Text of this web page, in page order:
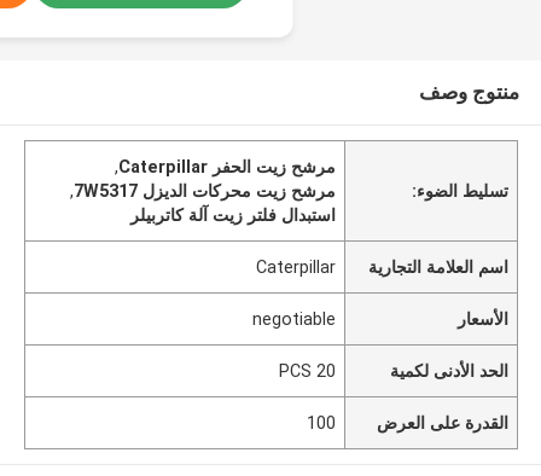
منتوج وصف
تسليط الضوء:
مرشح زيت الحفر Caterpillar
,
مرشح زيت محركات الديزل 7W5317
,
استبدال فلتر زيت آلة كاتربيلر
اسم العلامة التجارية Caterpillar
الأسعار negotiable
الحد الأدنى لكمية 20 PCS
القدرة على العرض 100